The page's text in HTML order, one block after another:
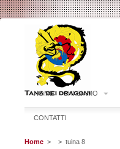
HOME CHI SIAMO
CONTATTI
Home > > tuina 8